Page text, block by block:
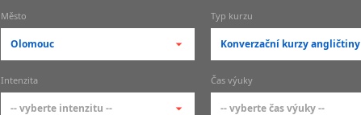
Město
Olomouc
-- vyberte město --
pražské městské části
Typ kurzu
Konverzační kurzy angličtiny
-- vyberte typ --
základní členění kurzů
Intenzita
-- vyberte intenzitu --
Čas výuky
-- vyberte čas výuky --